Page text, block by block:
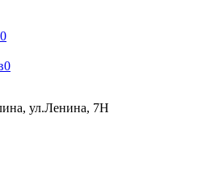
0
0
ул.Ленина, 7Н